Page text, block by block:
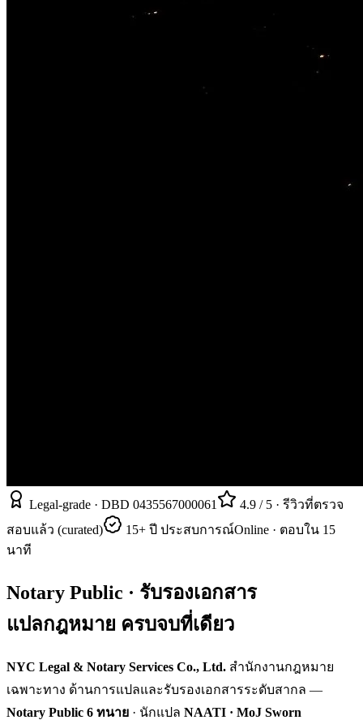
Legal-grade · DBD 0435567000061
4.9 / 5 · รีวิวที่ตรวจ
สอบแล้ว (curated)
15+ ปี ประสบการณ์Online · ตอบใน 15
นาที
Notary Public · รับรองเอกสาร
แปลกฎหมาย ครบจบที่เดียว
NYC Legal & Notary Services Co., Ltd. สำนักงานกฎหมาย
เฉพาะทาง ด้านการแปลและรับรองเอกสารระดับสากล —
Notary Public 6 ทนาย · นักแปล NAATI · MoJ Sworn